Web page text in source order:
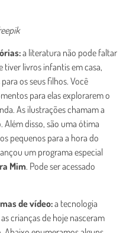
a literatura não pode faltar
tiver livros infantis em casa,
os seus filhos. Você
para elas explorarem o
As ilustrações chamam a
Além disso, são uma ótima
pequenos para a hora do
um programa especial
Mim. Pode ser acessado
de vídeo:a tecnologia
crianças de hoje nasceram